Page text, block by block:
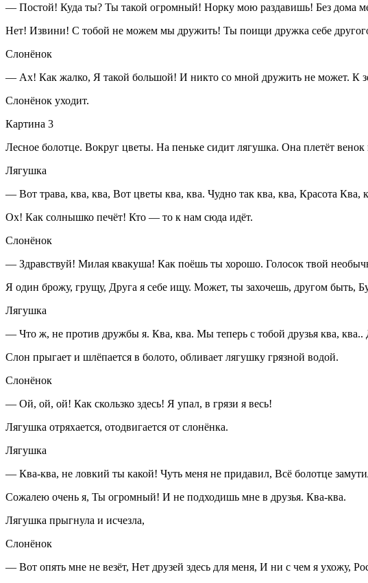
— Постой! Куда ты? Ты такой огромный! Норку мою раздавишь! Без дома
Нет! Извини! С тобой не можем мы дружить! Ты поищи дружка себе
Слонёнок
— Ах! Как жалко, Я такой большой! И никто со мной дружить не может. К
Слонёнок уходит.
Картина 3
Лесное болотце. Вокруг цветы. На пеньке сидит лягушка. Она плетёт венок
Лягушка
— Вот трава, ква, ква, Вот цветы ква, ква. Чудно так ква, ква, Красота Ква,
Ох! Как солнышко печёт! Кто — то к нам сюда идёт.
Слонёнок
— Здравствуй! Милая квакуша! Как поёшь ты хорошо. Голосок твой
Я один брожу, грущу, Друга я себе ищу. Может, ты захочешь, другом быть,
Лягушка
— Что ж, не против дружбы я. Ква, ква. Мы теперь с тобой друзья ква,
Слон прыгает и шлёпается в болото, обливает лягушку грязной водой.
Слонёнок
— Ой, ой, ой! Как скользко здесь! Я упал, в грязи я весь!
Лягушка отряхается, отодвигается от слонёнка.
Лягушка
— Ква-ква, не ловкий ты какой! Чуть меня не придавил, Всё болотце
Сожалею очень я, Ты огромный! И не подходишь мне в друзья. Ква-ква.
Лягушка прыгнула и исчезла,
Слонёнок
— Вот опять мне не везёт, Нет друзей здесь для меня, И ни с чем я ухожу,